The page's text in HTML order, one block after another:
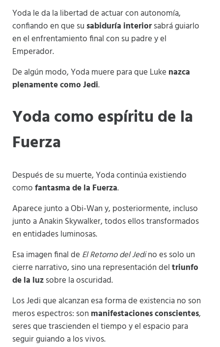
Yoda le da la libertad de actuar con autonomía,
confiando en que su sabiduría interiorsabrá guiarlo
en el enfrentamiento final con su padre y el
Emperador.
De algún modo, Yoda muere para que Luke nazca
plenamente como Jedi.
Yoda como espíritu de la
Fuerza
Después de su muerte, Yoda continúa existiendo
comofantasma de la Fuerza.
Aparece junto a Obi-Wan y, posteriormente, incluso
junto a Anakin Skywalker, todos ellos transformados
en entidades luminosas.
Esa imagen final de El Retorno del Jedino es solo un
cierre narrativo, sino una representación deltriunfo
de la luzsobre la oscuridad.
Los Jedi que alcanzan esa forma de existencia no son
meros espectros: son manifestaciones conscientes,
seres que trascienden el tiempo y el espacio para
seguir guiando a los vivos.